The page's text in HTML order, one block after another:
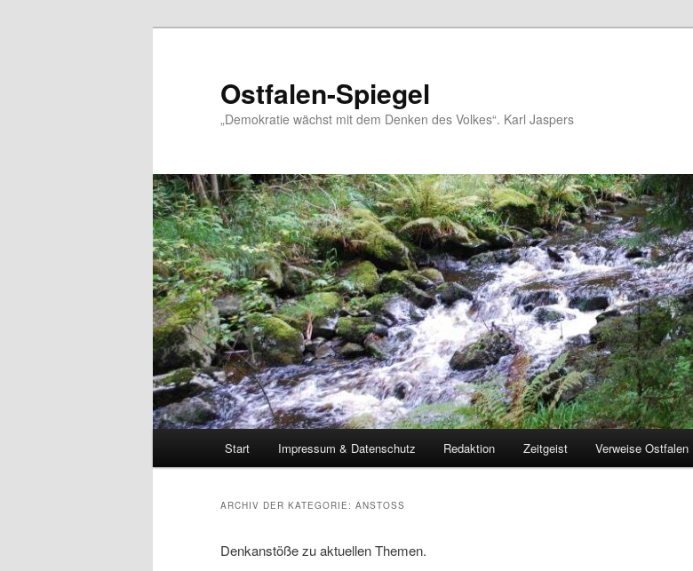
Ostfalen-Spiegel
„Demokratie wächst mit dem Denken des Volkes“. Karl Jaspers
Start Impressum & Datenschutz Redaktion Zeitgeist Verweise Ostfalen
ARCHIV DER KATEGORIE: ANSTOSS
Denkanstöße zu aktuellen Themen.